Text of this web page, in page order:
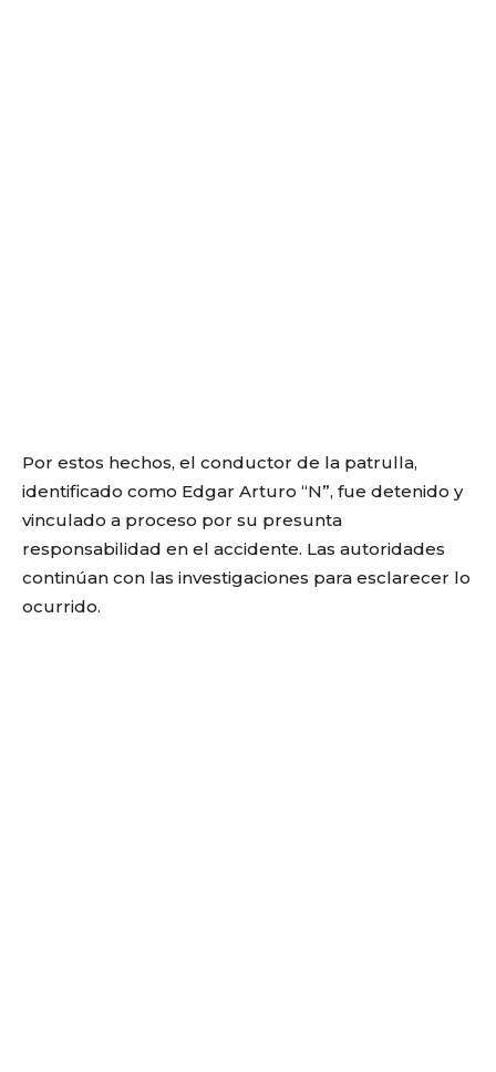
Por estos hechos, el conductor de la patrulla,
identificado como Edgar Arturo “N”, fue detenido y
vinculado a proceso por su presunta
responsabilidad en el accidente. Las autoridades
continúan con las investigaciones para esclarecer lo
ocurrido.